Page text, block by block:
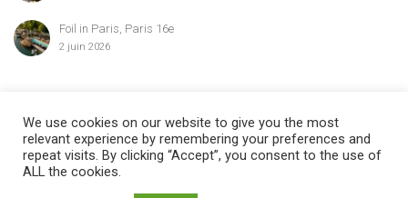
Foil in Paris, Paris 16e
2 juin 2026
We use cookies on our website to give you the most
relevant experience by remembering your preferences and
repeat visits. By clicking “Accept”, you consent to the use of
ALL the cookies.